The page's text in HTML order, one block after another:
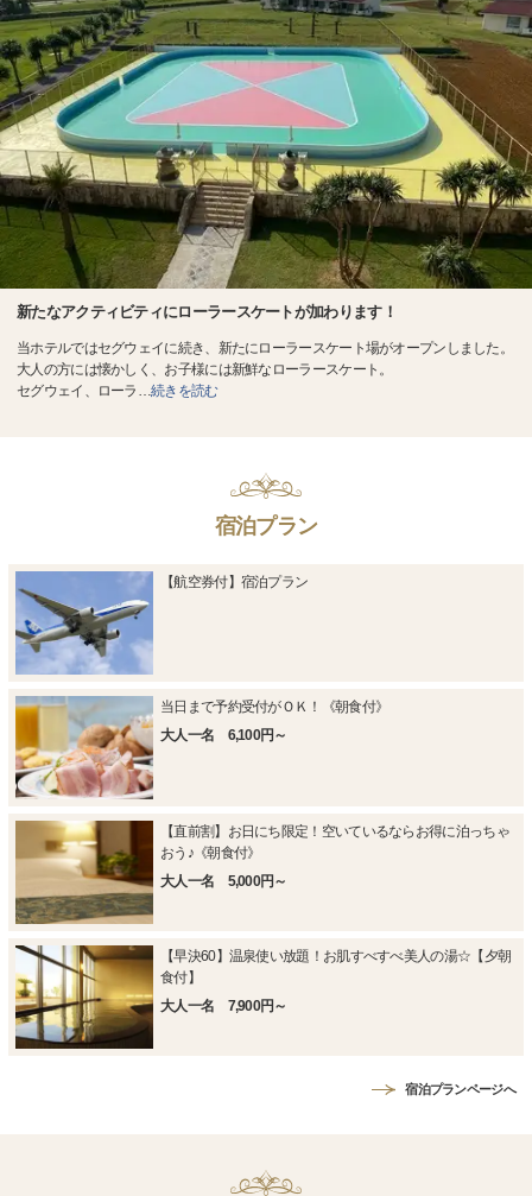
新たなアクティビティにローラースケートが加わります！
当ホテルではセグウェイに続き、新たにローラースケート場がオープンしました。
大人の方には懐かしく、お子様には新鮮なローラースケート。
セグウェイ、ローラ …続きを読む
宿泊プラン
【航空券付】宿泊プラン
当日まで予約受付がＯＫ！《朝食付》
大人一名 6,100円～
【直前割】お日にち限定！空いているならお得に泊っちゃ
おう♪《朝食付》
大人一名 5,000円～
【早決60】温泉使い放題！お肌すべすべ美人の湯☆【夕朝
食付】
大人一名 7,900円～
宿泊プランページへ